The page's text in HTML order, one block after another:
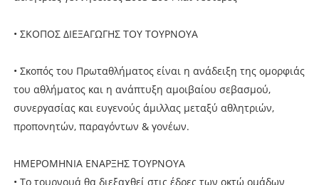
• ΣΚΟΠΟΣ ΔΙΕΞΑΓΩΓΗΣ ΤΟΥ ΤΟΥΡΝΟΥΑ
• Σκοπός του Πρωταθλήματος είναι η ανάδειξη της ομορφιάς
του αθλήματος και η ανάπτυξη αμοιβαίου σεβασμού,
συνεργασίας και ευγενούς άμιλλας μεταξύ αθλητριών,
προπονητών, παραγόντων & γονέων.
ΗΜΕΡΟΜΗΝΙΑ ΕΝΑΡΞΗΣ ΤΟΥΡΝΟΥΑ
• Το τουρνουά θα διεξαχθεί στις έδρες των οκτώ ομάδων